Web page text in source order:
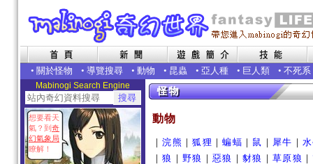
• 關於怪物 • 導覽搜尋 • 動物 • 昆蟲 • 亞人種 • 巨人類 • 不死系
Mabinogi Search Engine
想要看天
氣？到 奇
幻氣象局
瞭解！
動物
｜浣熊 ｜狐狸 ｜蝙蝠 ｜ 鼠 ｜ 犀牛 ｜
｜狼 ｜野狼 ｜惡狼 ｜豺狼 ｜草原狼 ｜